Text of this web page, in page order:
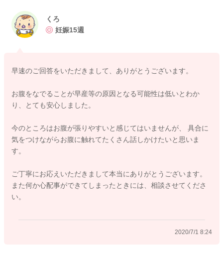
気にならなければ、特に問題ないかと思いますよ。お子さんは
ママさんやパパさんの声や匂いなどをお腹の中でも感じている
げてくださいね。
くろ
妊娠15週
早速のご回答をいただきまして、ありがとうございます。
お腹をなでることが早産等の原因となる可能性は低いとわか
り、とても安心しました。
今のところはお腹が張りやすいと感じてはいませんが、 具合に
気をつけながらお腹に触れてたくさん話しかけたいと思いま
す。
ご丁寧にお応えいただきまして本当にありがとうございます。
また何か心配事ができてしまったときには、相談させてくださ
い。
2020/7/1 8:24